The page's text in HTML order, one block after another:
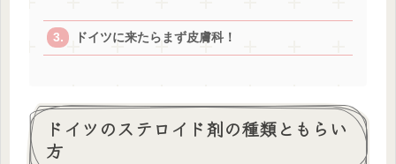
ドイツに来たらまず皮膚科！
ドイツのステロイド剤の種類ともらい
方